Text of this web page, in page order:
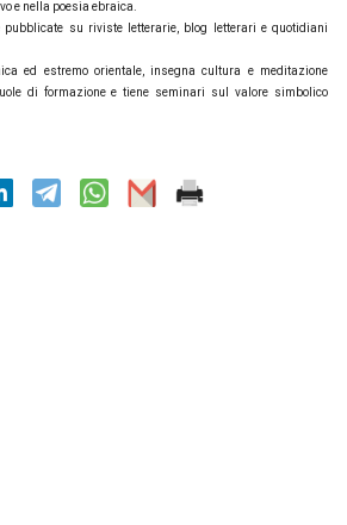
e nella poesia ebraica.
pubblicate su riviste letterarie, blog letterari e quotidiani
ed estremo orientale, insegna cultura e meditazione
di formazione e tiene seminari sul valore simbolico